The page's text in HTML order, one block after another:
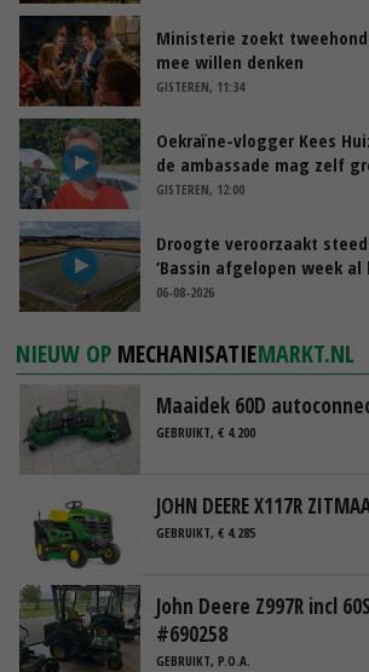
Ministerie zoekt
mee willen denken
GISTEREN, 11:34
Oekraïne-vlogger Kees
de ambassade mag zelf
GISTEREN, 12:00
Droogte veroorzaakt
‘Bassin afgelopen week al
06-08-2026
NIEUW OP MECHANISATIEMARKT.NL
Maaidek 60D
GEBRUIKT, € 4.200
JOHN DEERE X117R
GEBRUIKT, € 4.285
John Deere Z997R incl
#690258
GEBRUIKT, P.O.A.